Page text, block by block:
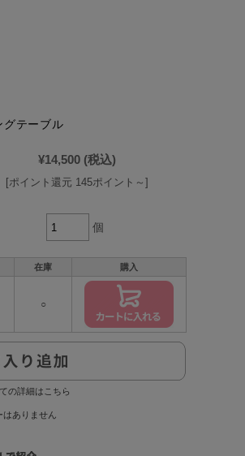
グテーブル
¥14,500 (税込)
[ポイント還元 145ポイント～]
個
在庫 購入
○
の詳細はこちら
はありません